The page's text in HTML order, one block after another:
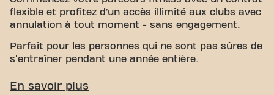
flexible et profitez d’un accès illimité aux clubs avec
annulation à tout moment - sans engagement.
Parfait pour les personnes qui ne sont pas sûres de
s'entraîner pendant une année entière.